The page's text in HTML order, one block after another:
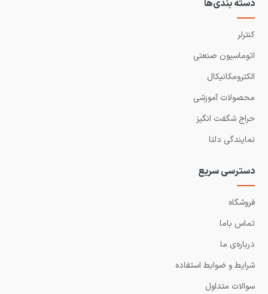
دسته بندی‌ها
کنترلر
اتوماسیون صنعتی
الکترومکانیکال
محصولات آموزشی
حراج شگفت انگیز
نمایندگی دلتا
دسترسی سریع
فروشگاه
تماس باما
درباره‌ی ما
شرایط و ضوابط استفاده
سوالات متداول